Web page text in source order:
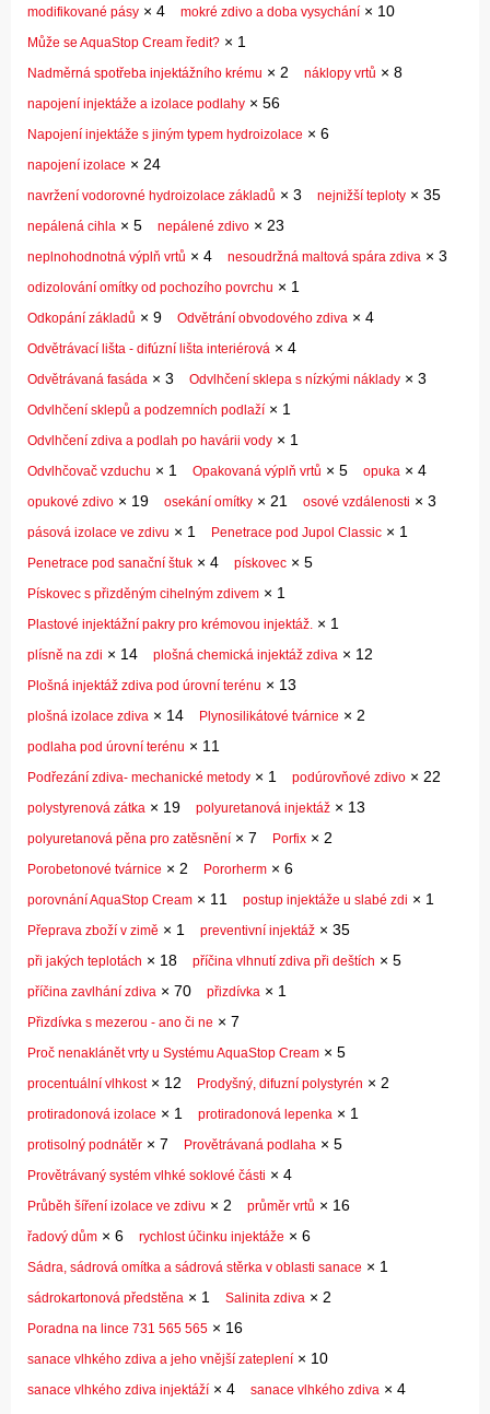
modifikované pásy × 4 mokré zdivo a doba vysychání × 10
Může se AquaStop Cream ředit? × 1
Nadměrná spotřeba injektážního krému × 2 náklopy vrtů × 8
napojení injektáže a izolace podlahy × 56
Napojení injektáže s jiným typem hydroizolace × 6
napojení izolace × 24
navržení vodorovné hydroizolace základů × 3 nejnižší teploty × 35
nepálená cihla × 5 nepálené zdivo × 23
neplnohodnotná výplň vrtů × 4 nesoudržná maltová spára zdiva × 3
odizolování omítky od pochozího povrchu × 1
Odkopání základů × 9 Odvětrání obvodového zdiva × 4
Odvětrávací lišta - difúzní lišta interiérová × 4
Odvětrávaná fasáda × 3 Odvlhčení sklepa s nízkými náklady × 3
Odvlhčení sklepů a podzemních podlaží × 1
Odvlhčení zdiva a podlah po havárii vody × 1
Odvlhčovač vzduchu × 1 Opakovaná výplň vrtů × 5 opuka × 4
opukové zdivo × 19 osekání omítky × 21 osové vzdálenosti × 3
pásová izolace ve zdivu × 1 Penetrace pod Jupol Classic × 1
Penetrace pod sanační štuk × 4 pískovec × 5
Pískovec s přizděným cihelným zdivem × 1
Plastové injektážní pakry pro krémovou injektáž. × 1
plísně na zdi × 14 plošná chemická injektáž zdiva × 12
Plošná injektáž zdiva pod úrovní terénu × 13
plošná izolace zdiva × 14 Plynosilikátové tvárnice × 2
podlaha pod úrovní terénu × 11
Podřezání zdiva- mechanické metody × 1 podúrovňové zdivo × 22
polystyrenová zátka × 19 polyuretanová injektáž × 13
polyuretanová pěna pro zatěsnění × 7 Porfix × 2
Porobetonové tvárnice × 2 Pororherm × 6
porovnání AquaStop Cream × 11 postup injektáže u slabé zdi × 1
Přeprava zboží v zimě × 1 preventivní injektáž × 35
při jakých teplotách × 18 příčina vlhnutí zdiva při deštích × 5
příčina zavlhání zdiva × 70 přizdívka × 1
Přizdívka s mezerou - ano či ne × 7
Proč nenaklánět vrty u Systému AquaStop Cream × 5
procentuální vlhkost× 12 Prodyšný, difuzní polystyrén × 2
protiradonová izolace × 1 protiradonová lepenka × 1
protisolný podnátěr × 7 Provětrávaná podlaha × 5
Provětrávaný systém vlhké soklové části × 4
Průběh šíření izolace ve zdivu × 2 průměr vrtů × 16
řadový dům × 6 rychlost účinku injektáže × 6
Sádra, sádrová omítka a sádrová stěrka v oblasti sanace × 1
sádrokartonová předstěna × 1 Salinita zdiva × 2
Poradna na lince 731 565 565 × 16
sanace vlhkého zdiva a jeho vnější zateplení × 10
sanace vlhkého zdiva injektáží × 4 sanace vlhkého zdiva × 4